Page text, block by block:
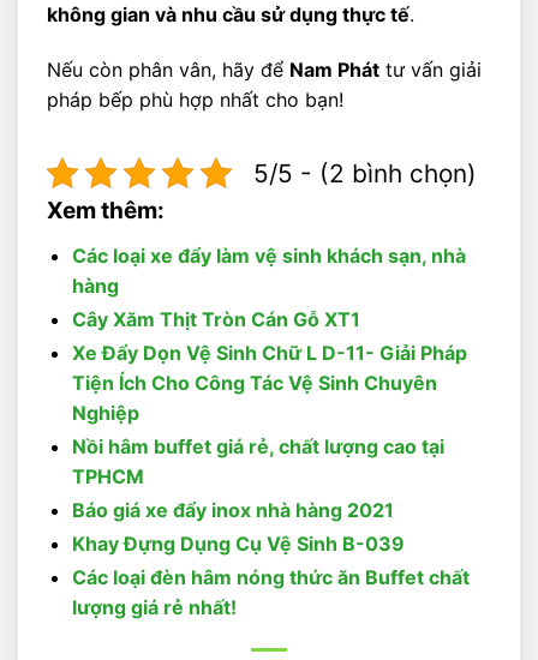
không gian và nhu cầu sử dụng thực tế.
Nếu còn phân vân, hãy để Nam Phát tư vấn giải
pháp bếp phù hợp nhất cho bạn!
5/5 - (2 bình chọn)
Xem thêm:
Các loại xe đẩy làm vệ sinh khách sạn, nhà
hàng
Cây Xăm Thịt Tròn Cán Gỗ XT1
Xe Đẩy Dọn Vệ Sinh Chữ L D-11- Giải Pháp
Tiện Ích Cho Công Tác Vệ Sinh Chuyên
Nghiệp
Nồi hâm buffet giá rẻ, chất lượng cao tại
TPHCM
Báo giá xe đẩy inox nhà hàng 2021
Khay Đựng Dụng Cụ Vệ Sinh B-039
Các loại đèn hâm nóng thức ăn Buffet chất
lượng giá rẻ nhất!